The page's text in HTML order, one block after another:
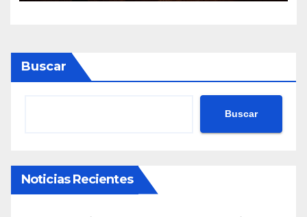
Buscar
Buscar
Noticias Recientes